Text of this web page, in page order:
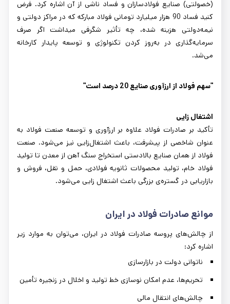
(خصولتی) صنایع فولادسازان و فساد ناشی از آن اشاره کرد. فرض
کنید فساد 90 هزار میلیارد تومانی فولاد مبارکه که در مراکز دولتی و
نیمه‌دولتی هزینه شده، چه تأثیر شگرفی می‎داشت اگر صرف
سرمایه‌گذاری در به‌روز کردن تکنولوژی و توسعه پایدار کارخانه
می‌شد.
"سهم فولاد از ارزآوری صنایع 20 درصد است"
اشتغال زایی
تأکید بر صادرات فولاد علاوه بر ارزآوری و توسعه صنعت فولاد به
عنوان شاخصی از پیشرفت، باعث اشتغال‌زایی نیز می‌شود. صنعت
فولاد از همان صنایع بالادستی استخراج سنگ آهن از معدن تا تولید
فولاد خام، تولید محصولات ثانویه فولادی، حمل و نقل، فروش و
بازاریابی در گستره‌ی بزرگی باعث اشتغال زایی می‌شود.
موانع صادرات فولاد در ایران
از چالش‌های پروسه صادرات فولاد در ایران، می‌توان به موارد زیر
اشاره کرد:
ناتوانی دولت در بازارسازی
تحریم‌ها، عدم امکان نوسازی خط تولید و اخلال در زنجیره تأمین
چالش‌های انتقال مالی